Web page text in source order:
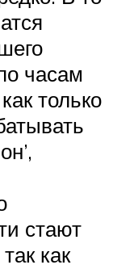
часам
только
стают
как